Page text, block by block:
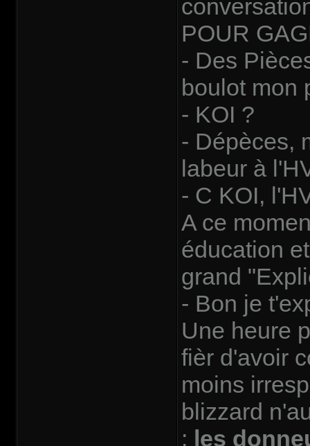
POUR
- Des
boulot mon
- KOI ?
- Dépèces,
labeur à
- C KOI,
A ce
éducation
grand
- Bon je
Une heure
fièr d'avoir
moins
blizzard
: les